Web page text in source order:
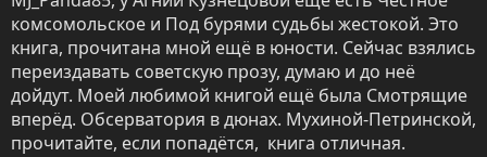
комсомольское и Под бурями судьбы жестокой. Это
книга, прочитана мной ещё в юности. Сейчас взялись
переиздавать советскую прозу, думаю и до неё
дойдут. Моей любимой книгой ещё была Смотрящие
вперёд. Обсерватория в дюнах. Мухиной-Петринской,
прочитайте, если попадётся,  книга отличная.